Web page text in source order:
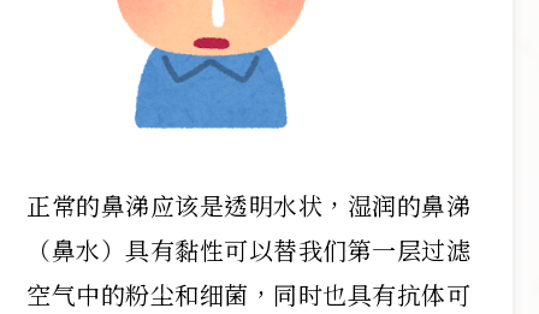
正常的鼻涕应该是透明水状，湿润的鼻涕
（鼻水）具有黏性可以替我们第一层过滤
空气中的粉尘和细菌，同时也具有抗体可